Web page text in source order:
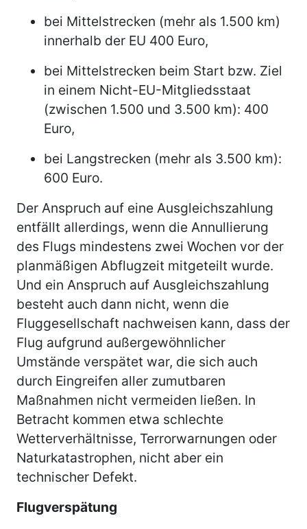
bei Mittelstrecken (mehr als 1.500 km)
innerhalb der EU 400 Euro,
bei Mittelstrecken beim Start bzw. Ziel
in einem Nicht-EU-Mitgliedsstaat
(zwischen 1.500 und 3.500 km): 400
Euro,
bei Langstrecken (mehr als 3.500 km):
600 Euro.
Der Anspruch auf eine Ausgleichszahlung
entfällt allerdings, wenn die Annullierung
des Flugs mindestens zwei Wochen vor der
planmäßigen Abflugzeit mitgeteilt wurde.
Und ein Anspruch auf Ausgleichszahlung
besteht auch dann nicht, wenn die
Fluggesellschaft nachweisen kann, dass der
Flug aufgrund außergewöhnlicher
Umstände verspätet war, die sich auch
durch Eingreifen aller zumutbaren
Maßnahmen nicht vermeiden ließen. In
Betracht kommen etwa schlechte
Wetterverhältnisse, Terrorwarnungen oder
Naturkatastrophen, nicht aber ein
technischer Defekt.
Flugverspätung